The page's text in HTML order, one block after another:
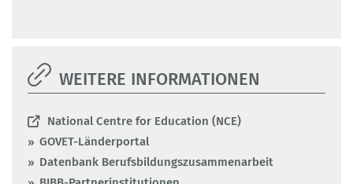
WEITERE INFORMATIONEN
National Centre for Education (NCE)
GOVET-Länderportal
Datenbank Berufsbildungszusammenarbeit